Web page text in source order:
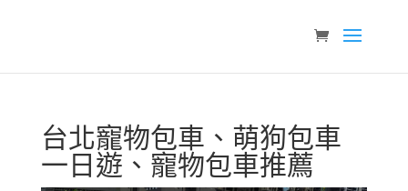
台北寵物包車、萌狗包車
一日遊、寵物包車推薦